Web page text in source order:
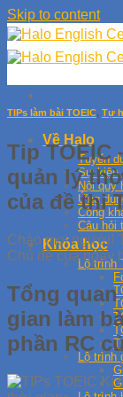
Skip to content
Về Halo
Tuyển
Sự kiện
Nội quy
Ứng
Công
Câu hỏi
Khóa học
Lộ trình
Lộ trình
TIPs làm bài TOEIC, Tự
Tip TOEIC
quản lý
của đề thi
Chào mọi người!
Chủ đề của ngày
Tổng
gian làm
phần RC